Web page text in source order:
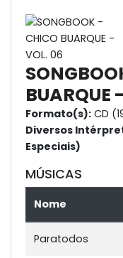
BUARQUE
Formato(s): CD
Diversos
Especiais)
MÚSICAS
Nome
Paratodos